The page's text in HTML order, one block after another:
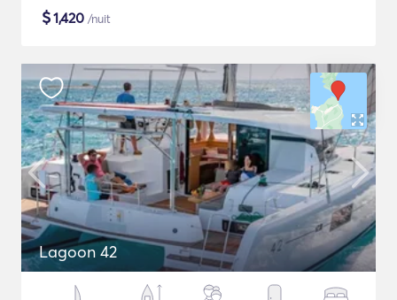
$1,420 /nuit
Lagoon 42